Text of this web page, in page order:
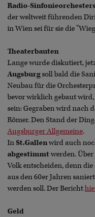
Radio-
der weltweit führenden
in Wien sei für sie die
Theaterbauten
Lange wurde diskutiert,
Augsburgsoll bald die
Neubau für die
bevor wirklich gebaut
sein: Gegraben wird nach
Römer. Den Stand der
Augsburger Allgemeine.
InSt.Gallenwird auch
abgestimmtwerden. Über
Volk entscheiden, denn
aus den 60er Jahren
werden soll. Der Bericht
Geld